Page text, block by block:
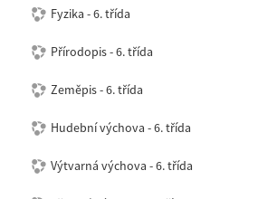
Fyzika - 6. třída
Přírodopis - 6. třída
Zeměpis - 6. třída
Hudební výchova - 6. třída
Výtvarná výchova - 6. třída